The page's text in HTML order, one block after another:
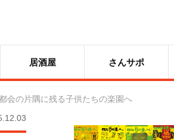
居酒屋 さんサポ
会の片隅に残る子供たちの楽園へ